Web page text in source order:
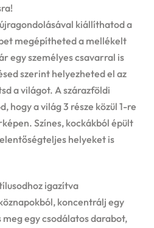
kiállíthatod a
megépítheted a mellékelt
egy személyes csavarral is
szerint helyezheted el az
a világot. A szárazföldi
hogy a világ 3 része közül 1-re
Színes, kockákból épült
helyeket is
igazítva
koncentrálj egy
egy csodálatos darabot,